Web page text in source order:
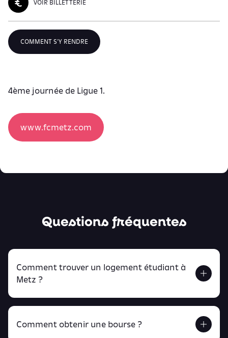
VOIR BILLETTERIE
COMMENT S'Y RENDRE
4ème journée de Ligue 1.
www.fcmetz.com
Questions fréquentes
Comment trouver un logement étudiant à
Metz ?
Comment obtenir une bourse ?